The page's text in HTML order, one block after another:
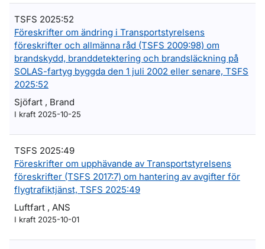
TSFS 2025:52
Föreskrifter om ändring i Transportstyrelsens
föreskrifter och allmänna råd (TSFS 2009:98) om
brandskydd, branddetektering och brandsläckning på
SOLAS-fartyg byggda den 1 juli 2002 eller senare, TSFS
2025:52
Sjöfart , Brand
I kraft 2025-10-25
TSFS 2025:49
Föreskrifter om upphävande av Transportstyrelsens
föreskrifter (TSFS 2017:7) om hantering av avgifter för
flygtrafiktjänst, TSFS 2025:49
Luftfart , ANS
I kraft 2025-10-01